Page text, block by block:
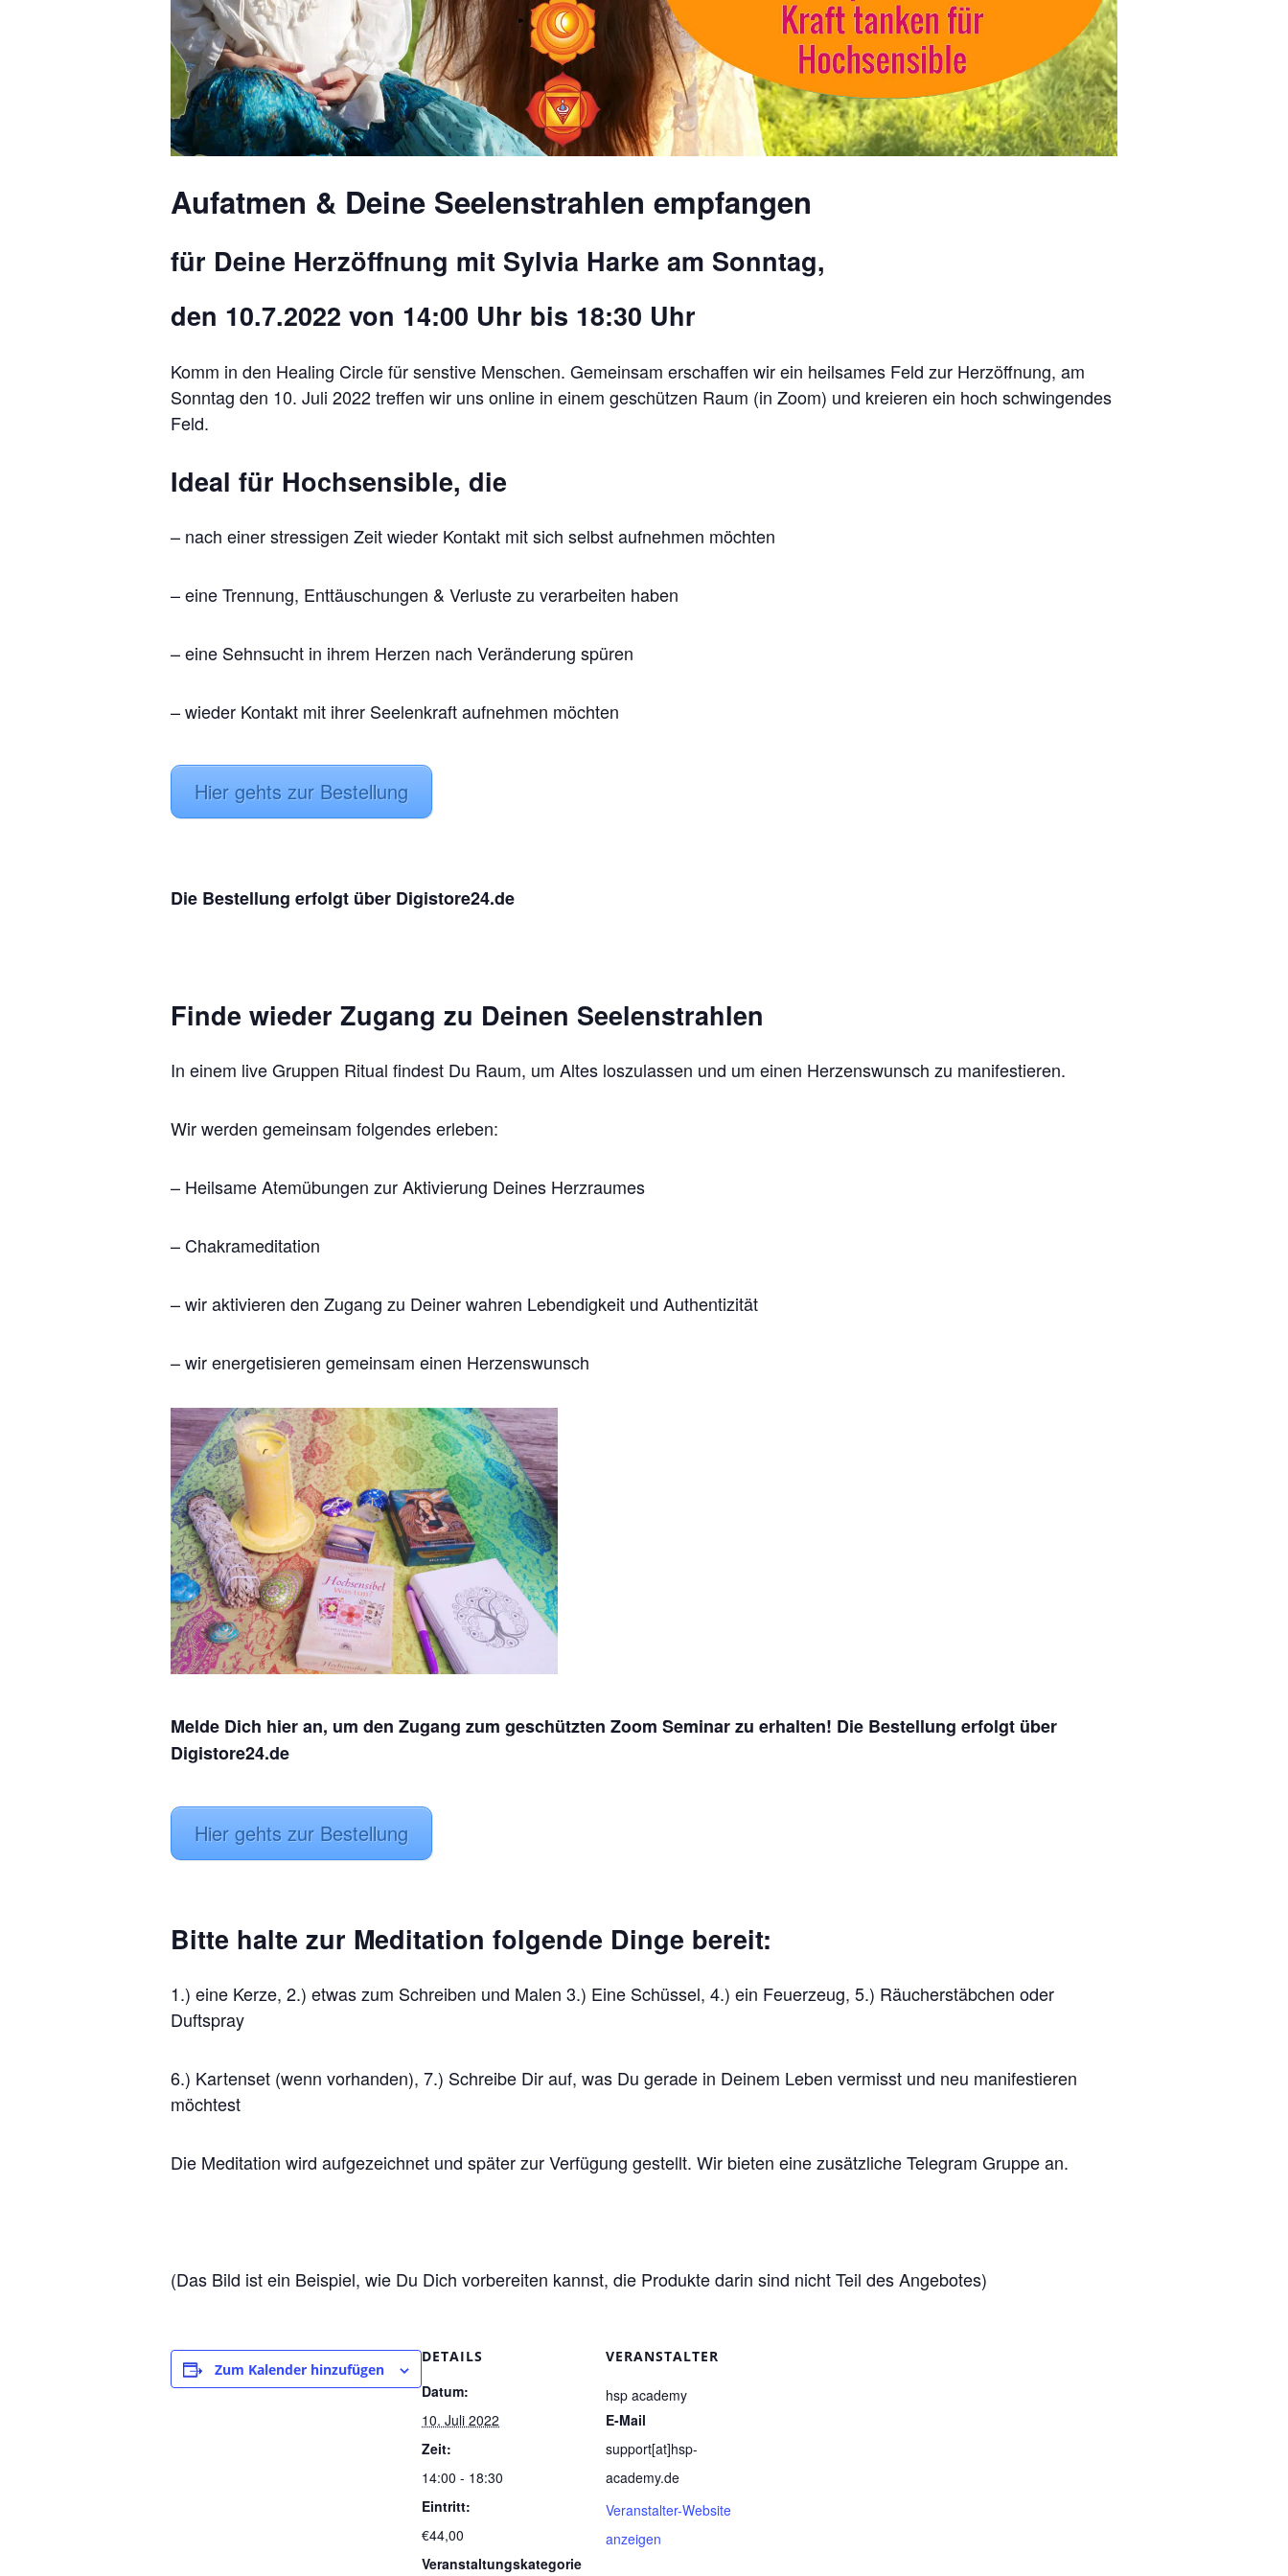
Aufatmen & Deine Seelenstrahlen empfangen
für Deine Herzöffnung mit Sylvia Harke am Sonntag,
den 10.7.2022 von 14:00 Uhr bis 18:30 Uhr
Komm in den Healing Circle für senstive Menschen. Gemeinsam erschaffen wir ein heilsames Feld zur Herzöffnung, am
Sonntag den 10. Juli 2022 treffen wir uns online in einem geschützen Raum (in Zoom) und kreieren ein hoch schwingendes
Feld.
Ideal für Hochsensible, die
– nach einer stressigen Zeit wieder Kontakt mit sich selbst aufnehmen möchten
– eine Trennung, Enttäuschungen & Verluste zu verarbeiten haben
– eine Sehnsucht in ihrem Herzen nach Veränderung spüren
– wieder Kontakt mit ihrer Seelenkraft aufnehmen möchten
Hier gehts zur Bestellung
Die Bestellung erfolgt über Digistore24.de
Finde wieder Zugang zu Deinen Seelenstrahlen
In einem live Gruppen Ritual findest Du Raum, um Altes loszulassen und um einen Herzenswunsch zu manifestieren.
Wir werden gemeinsam folgendes erleben:
– Heilsame Atemübungen zur Aktivierung Deines Herzraumes
– Chakrameditation
– wir aktivieren den Zugang zu Deiner wahren Lebendigkeit und Authentizität
– wir energetisieren gemeinsam einen Herzenswunsch
Melde Dich hier an, um den Zugang zum geschützten Zoom Seminar zu erhalten! Die Bestellung erfolgt über
Digistore24.de
Hier gehts zur Bestellung
Bitte halte zur Meditation folgende Dinge bereit:
1.) eine Kerze, 2.) etwas zum Schreiben und Malen 3.) Eine Schüssel, 4.) ein Feuerzeug, 5.) Räucherstäbchen oder
Duftspray
6.) Kartenset (wenn vorhanden), 7.) Schreibe Dir auf, was Du gerade in Deinem Leben vermisst und neu manifestieren
möchtest
Die Meditation wird aufgezeichnet und später zur Verfügung gestellt. Wir bieten eine zusätzliche Telegram Gruppe an.
(Das Bild ist ein Beispiel, wie Du Dich vorbereiten kannst, die Produkte darin sind nicht Teil des Angebotes)
Zum Kalender hinzufügen
DETAILS
Datum:
10. Juli 2022
Zeit:
14:00 - 18:30
Eintritt:
€44,00
Veranstaltungskategorie
VERANSTALTER
hsp academy
E-Mail
support[at]hsp-
academy.de
Veranstalter-Website
anzeigen